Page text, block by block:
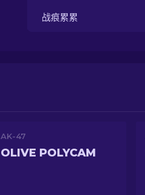
战痕累累
AK-47
OLIVE POLYCAM